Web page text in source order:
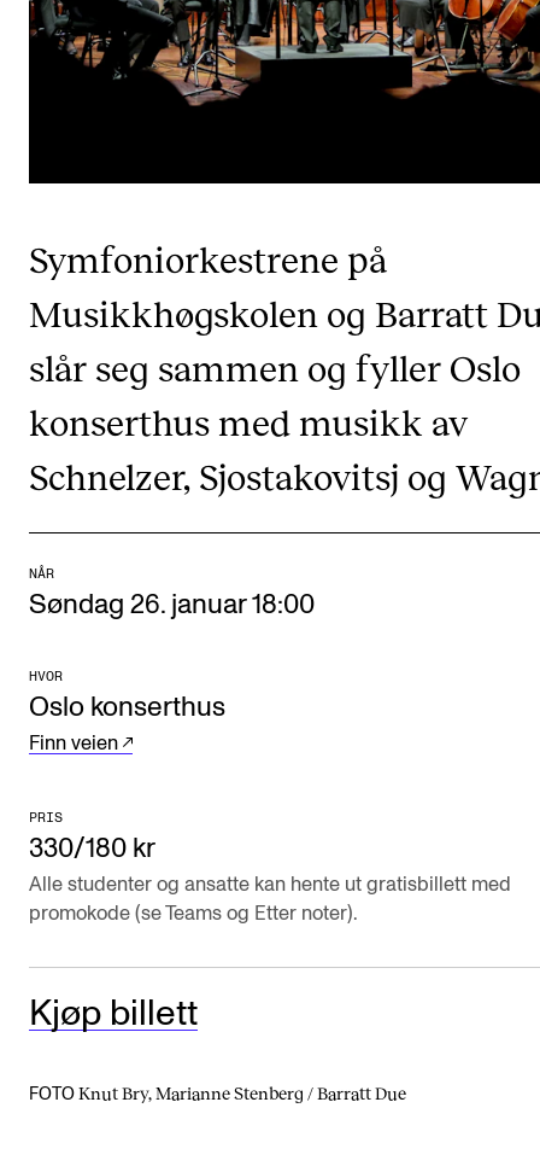
CREMAH
NordART
Utveksling
Internasjonal strategi
Samarbeidsprosjekter
AKTUELT
Arrangementer og konserter
Nyheter og historier
INFO
Kontakt oss
Finn ansatte
For ansatte og studenter
Symfoniorkestrene på
Musikkhøgskolen og Barratt
slår seg sammen og fyller Oslo
konserthus med musikk av
Schnelzer, Sjostakovitsj og
NÅR
Søndag 26. januar 18:00
HVOR
Oslo konserthus
Finn veien
PRIS
330/180 kr
Alle studenter og ansatte kan hente ut gratisbillett med
promokode (se Teams og Etter noter).
Kjøp billett
FOTO Knut Bry, Marianne Stenberg / Barratt Due